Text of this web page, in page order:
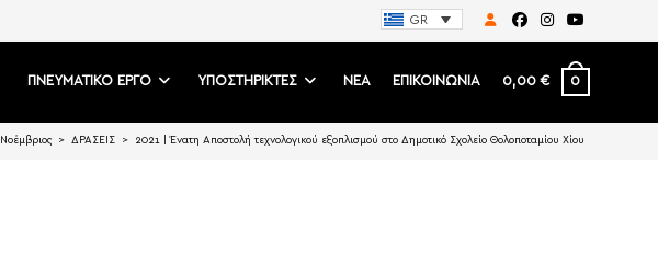
GR
ΠΝΕΥΜΑΤΙΚΟ ΕΡΓΟ ΥΠΟΣΤΗΡΙΚΤΕΣ ΝΕΑ ΕΠΙΚΟΙΝΩΝΙΑ 0,00€ 0
Νοέμβριος > ΔΡΑΣΕΙΣ > 2021 | Ένατη Αποστολή τεχνολογικού εξοπλισμού στο Δημοτικό Σχολείο Θολοποταμίου Χίου